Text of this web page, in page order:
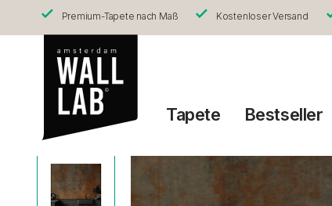
Premium-Tapete nach Maß Kostenloser Versand
Tapete Bestseller